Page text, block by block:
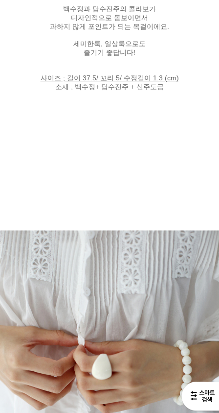
백수정과 담수진주의 콜라보가
디자인적으로 돋보이면서
과하지 않게 포인트가 되는 목걸이에요.
세미한룩, 일상룩으로도
즐기기 좋답니다!
사이즈 ; 길이 37.5/ 꼬리 5/ 수정길이 1.3 (cm)
소재 ; 백수정+ 담수진주 + 신주도금